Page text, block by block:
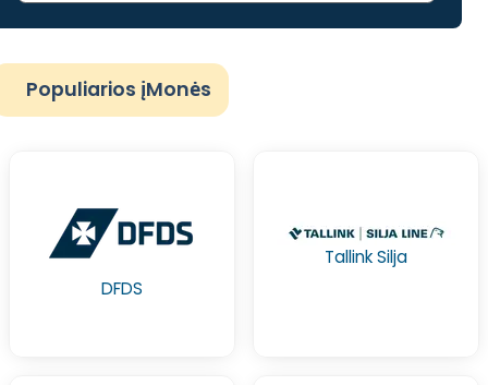
Populiarios įMonės
DFDS
Tallink Silja